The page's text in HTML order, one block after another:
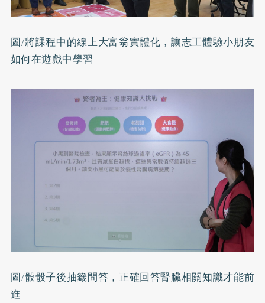
圖/將課程中的線上大富翁實體化，讓志工體驗小朋友
如何在遊戲中學習
圖/骰骰子後抽籤問答，正確回答腎臟相關知識才能前
進